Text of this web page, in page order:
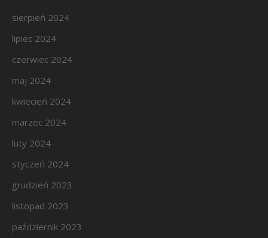
sierpień 2024
lipiec 2024
czerwiec 2024
maj 2024
kwiecień 2024
marzec 2024
luty 2024
styczeń 2024
grudzień 2023
listopad 2023
październik 2023